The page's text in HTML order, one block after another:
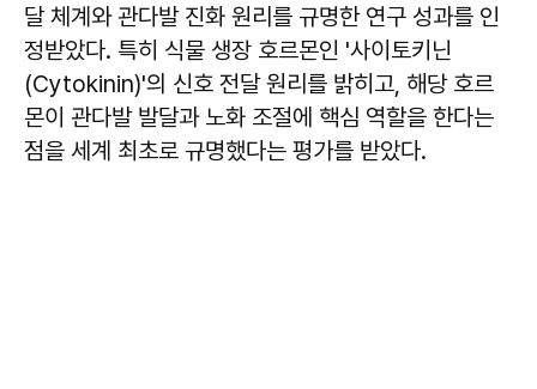
달 체계와 관다발 진화 원리를 규명한 연구 성과를 인
정받았다. 특히 식물 생장 호르몬인 '사이토키닌
(Cytokinin)'의 신호 전달 원리를 밝히고, 해당 호르
몬이 관다발 발달과 노화 조절에 핵심 역할을 한다는
점을 세계 최초로 규명했다는 평가를 받았다.